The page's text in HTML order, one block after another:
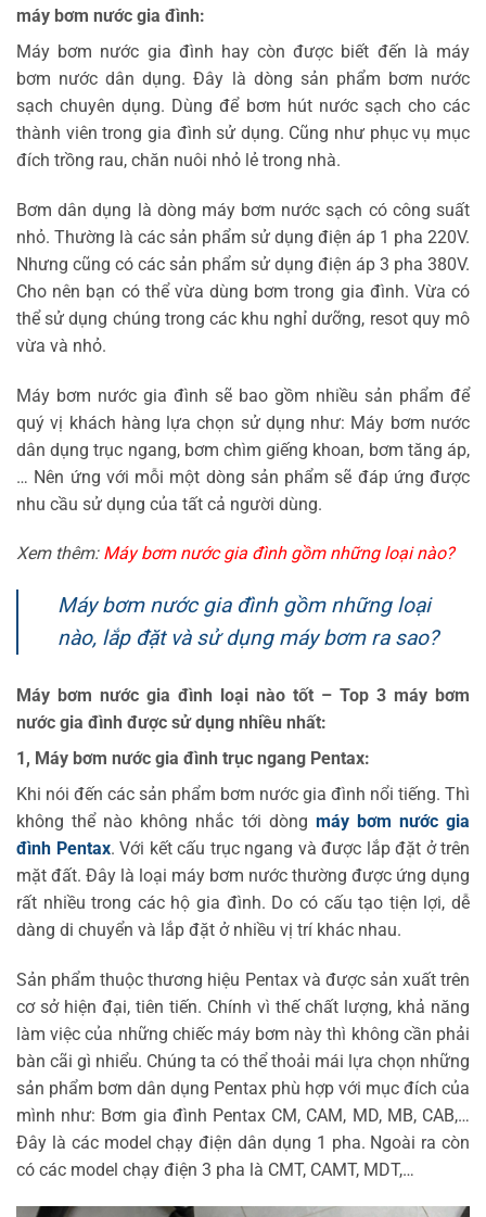
máy bơm nước gia đình:
Máy bơm nước gia đình hay còn được biết đến là máy
bơm nước dân dụng. Đây là dòng sản phẩm bơm nước
sạch chuyên dụng. Dùng để bơm hút nước sạch cho các
thành viên trong gia đình sử dụng. Cũng như phục vụ mục
đích trồng rau, chăn nuôi nhỏ lẻ trong nhà.
Bơm dân dụng là dòng máy bơm nước sạch có công suất
nhỏ. Thường là các sản phẩm sử dụng điện áp 1 pha 220V.
Nhưng cũng có các sản phẩm sử dụng điện áp 3 pha 380V.
Cho nên bạn có thể vừa dùng bơm trong gia đình. Vừa có
thể sử dụng chúng trong các khu nghỉ dưỡng, resot quy mô
vừa và nhỏ.
Máy bơm nước gia đình sẽ bao gồm nhiều sản phẩm để
quý vị khách hàng lựa chọn sử dụng như: Máy bơm nước
dân dụng trục ngang, bơm chìm giếng khoan, bơm tăng áp,
… Nên ứng với mỗi một dòng sản phẩm sẽ đáp ứng được
nhu cầu sử dụng của tất cả người dùng.
Xem thêm: Máy bơm nước gia đình gồm những loại nào?
Máy bơm nước gia đình gồm những loại
nào, lắp đặt và sử dụng máy bơm ra sao?
Máy bơm nước gia đình loại nào tốt – Top 3 máy bơm
nước gia đình được sử dụng nhiều nhất:
1, Máy bơm nước gia đình trục ngang Pentax:
Khi nói đến các sản phẩm bơm nước gia đình nổi tiếng. Thì
không thể nào không nhắc tới dòng máy bơm nước gia
đình Pentax. Với kết cấu trục ngang và được lắp đặt ở trên
mặt đất. Đây là loại máy bơm nước thường được ứng dụng
rất nhiều trong các hộ gia đình. Do có cấu tạo tiện lợi, dễ
dàng di chuyển và lắp đặt ở nhiều vị trí khác nhau.
Sản phẩm thuộc thương hiệu Pentax và được sản xuất trên
cơ sở hiện đại, tiên tiến. Chính vì thế chất lượng, khả năng
làm việc của những chiếc máy bơm này thì không cần phải
bàn cãi gì nhiểu. Chúng ta có thể thoải mái lựa chọn những
sản phẩm bơm dân dụng Pentax phù hợp với mục đích của
mình như: Bơm gia đình Pentax CM, CAM, MD, MB, CAB,…
Đây là các model chạy điện dân dụng 1 pha. Ngoài ra còn
có các model chạy điện 3 pha là CMT, CAMT, MDT,…